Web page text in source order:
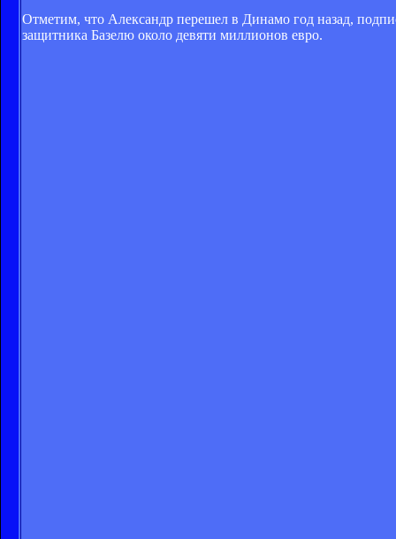
Отметим, что Александр перешел в Динамо год назад,
защитника Базелю около девяти миллионов евро.